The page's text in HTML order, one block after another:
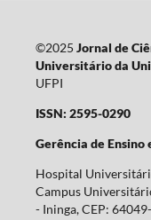
©2025 Jornal de
Universitário da
UFPI
ISSN: 2595-0290
Gerência de Ensino
Hospital
Campus
- Ininga, CEP: